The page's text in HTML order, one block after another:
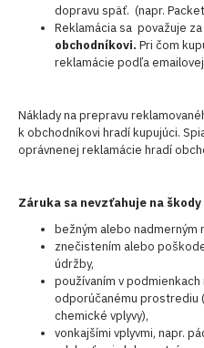
dopravu späť. (napr.
Reklamácia sa považuje za
obchodníkovi. Pri čom
reklamácie podľa
Náklady na prepravu
k obchodníkovi hradí kupujúci.
oprávnenej reklamácie hradí
Záruka sa nevzťahuje na škody
bežným alebo
znečistením alebo
údržby,
používaním v
odporúčanému prostrediu
chemické vplyvy),
vonkajšími vplyvmi, napr.